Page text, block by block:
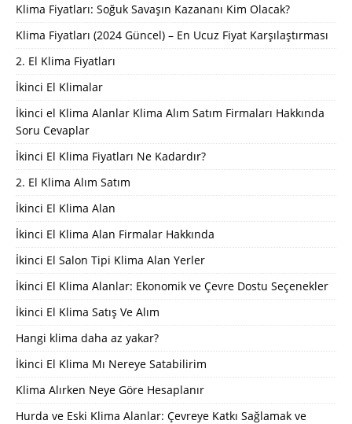
Klima Fiyatları: Soğuk Savaşın Kazananı Kim Olacak?
Klima Fiyatları (2024 Güncel) – En Ucuz Fiyat Karşılaştırması
2. El Klima Fiyatları
İkinci El Klimalar
İkinci el Klima Alanlar Klima Alım Satım Firmaları Hakkında
Soru Cevaplar
İkinci El Klima Fiyatları Ne Kadardır?
2. El Klima Alım Satım
İkinci El Klima Alan
İkinci El Klima Alan Firmalar Hakkında
İkinci El Salon Tipi Klima Alan Yerler
İkinci El Klima Alanlar: Ekonomik ve Çevre Dostu Seçenekler
İkinci El Klima Satış Ve Alım
Hangi klima daha az yakar?
İkinci El Klima Mı Nereye Satabilirim
Klima Alırken Neye Göre Hesaplanır
Hurda ve Eski Klima Alanlar: Çevreye Katkı Sağlamak ve